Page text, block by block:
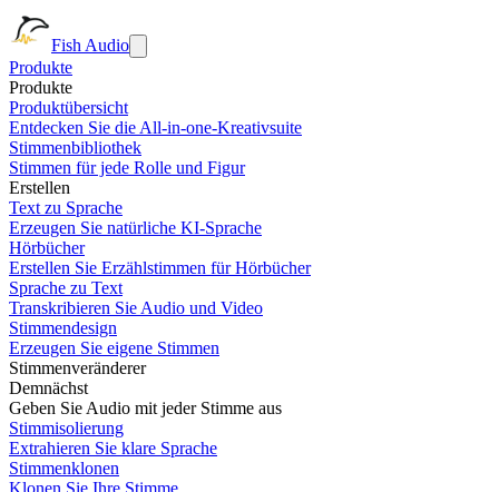
Fish Audio
Produkte
Produkte
Produktübersicht
Entdecken Sie die All-in-one-Kreativsuite
Stimmenbibliothek
Stimmen für jede Rolle und Figur
Erstellen
Text zu Sprache
Erzeugen Sie natürliche KI-Sprache
Hörbücher
Erstellen Sie Erzählstimmen für Hörbücher
Sprache zu Text
Transkribieren Sie Audio und Video
Stimmendesign
Erzeugen Sie eigene Stimmen
Stimmenveränderer
Demnächst
Geben Sie Audio mit jeder Stimme aus
Stimmisolierung
Extrahieren Sie klare Sprache
Stimmenklonen
Klonen Sie Ihre Stimme